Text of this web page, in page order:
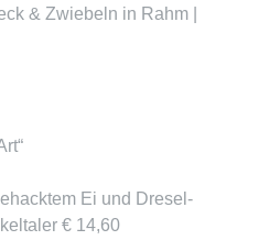
& Zwiebeln in Rahm |
Ei und Dresel-
€ 14,60